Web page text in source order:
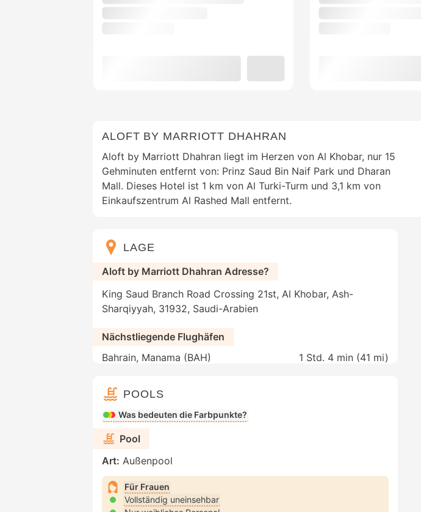
ALOFT BY MARRIOTT DHAHRAN
Aloft by Marriott Dhahran liegt im Herzen von Al Khobar, nur 15
Gehminuten entfernt von: Prinz Saud Bin Naif Park und Dharan
Mall. Dieses Hotel ist 1 km von Al Turki-Turm und 3,1 km von
Einkaufszentrum Al Rashed Mall entfernt.
LAGE
Aloft by Marriott Dhahran Adresse?
King Saud Branch Road Crossing 21st, Al Khobar, Ash-
Sharqiyyah, 31932, Saudi-Arabien
Nächstliegende Flughäfen
Bahrain, Manama (BAH)
1 Std. 4 min (41 mi)
POOLS
Was bedeuten die Farbpunkte?
Pool
Art: Außenpool
Für Frauen
Vollständig uneinsehbar